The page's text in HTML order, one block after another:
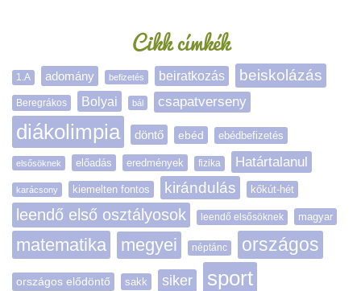
Cikk címkék
1.A adomány befizetés beiratkozás beiskolázás
Beregrákos Bolyai bál csapatverseny
diákolimpia döntő ebéd ebédbefizetés
elsősöknek előadás eredmények fizika Határtalanul
karácsony kiemelten fontos kirándulás kőkút-hét
leendő első osztályosok leendő elsősöknek magyar
matematika megyei néptánc országos
országos elődöntő sakk siker sport